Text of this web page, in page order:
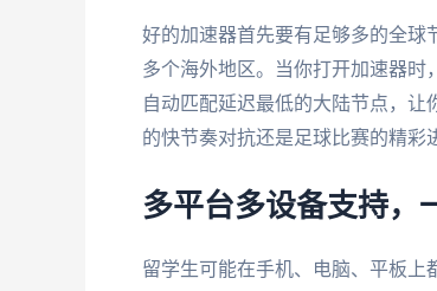
好的加速器首先要有足够多的全球
多个海外地区。当你打开加速器
自动匹配延迟最低的大陆节点，
的快节奏对抗还是足球比赛的精彩
多平台多设备支持，
留学生可能在手机、电脑、平板上